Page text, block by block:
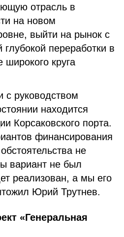
отрасль в
на новом
выйти на рынок с
глубокой переработки в
широкого круга
с руководством
находится
Корсаковского порта.
финансирования
не
вариант не был
реализован, а мы его
Юрий Трутнев.
«Генеральная